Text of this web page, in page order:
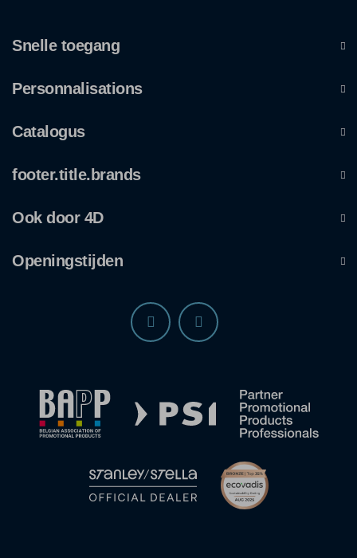
Snelle toegang
Personnalisations
Catalogus
footer.title.brands
Ook door 4D
Openingstijden